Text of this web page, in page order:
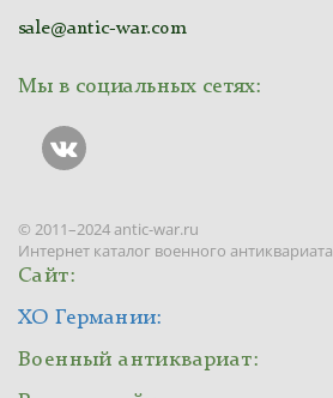
sale@antic-war.com
Мы в социальных сетях:
© 2011–2024 antic-war.ru
Интернет каталог военного антиквариата
Сайт:
ХО Германии:
Военный антиквариат: